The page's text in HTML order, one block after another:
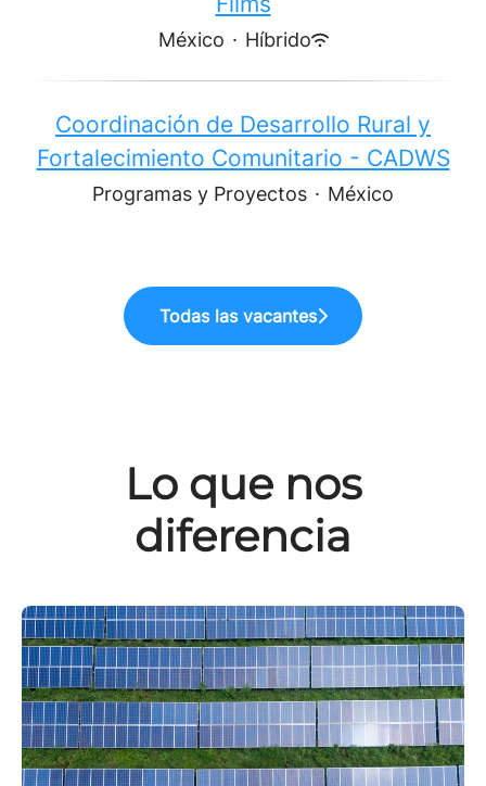
México · Híbrido
Coordinación de Desarrollo Rural y
Fortalecimiento Comunitario - CADWS
Programas y Proyectos · México
Todas las vacantes
Lo que nos
diferencia